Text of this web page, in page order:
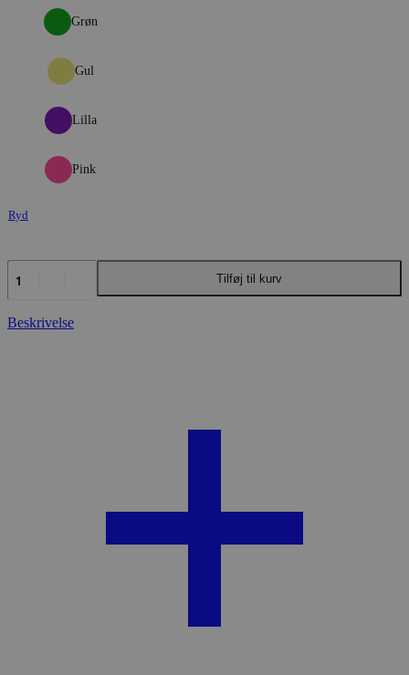
Grøn
Gul
Lilla
Pink
Ryd
TUBBEASE
SYGESKO
antal
Tilføj til kurv
Beskrivelse